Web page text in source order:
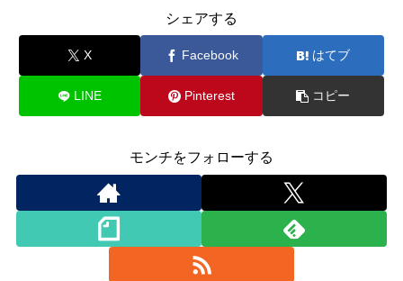
シェアする
X Facebook はてブ
LINE Pinterest コピー
モンチをフォローする